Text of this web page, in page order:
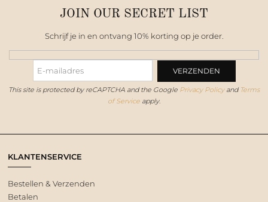
JOIN OUR SECRET LIST
Schrijf je in en ontvang 10% korting op je order.
This site is protected by reCAPTCHA and the Google Privacy Policyand Terms
of Service apply.
KLANTENSERVICE
Bestellen & Verzenden
Betalen